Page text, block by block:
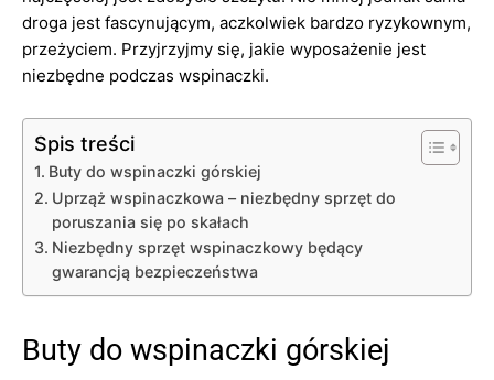
droga jest fascynującym, aczkolwiek bardzo ryzykownym,
przeżyciem. Przyjrzyjmy się, jakie wyposażenie jest
niezbędne podczas wspinaczki.
Spis treści
Buty do wspinaczki górskiej
Uprząż wspinaczkowa – niezbędny sprzęt do
poruszania się po skałach
Niezbędny sprzęt wspinaczkowy będący
gwarancją bezpieczeństwa
Buty do wspinaczki górskiej